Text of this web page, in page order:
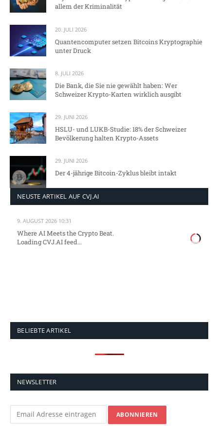
allem der Kriminalität
20. JULI 2026
Quantencomputer setzen Bitcoins Kryptographie
unter Druck
8. JULI 2026
Die Bank, die Sie nie gewählt haben: Wer
Schweizer Krypto-Karten wirklich ausgibt
29. JUNI 2026
HSLU- und LUKB-Studie: 18% der Schweizer
Bevölkerung halten Krypto-Assets
29. JUNI 2026
Der 4-jährige Bitcoin-Zyklus bleibt intakt
NEUSTE ARTIKEL AUF CVJ.AI
9. AUGUST 2026 10:31
Where AI Meets the Crypto Beat.
Loading CVJ.AI feed...
BELIEBTE ARTIKEL
NEWSLETTER